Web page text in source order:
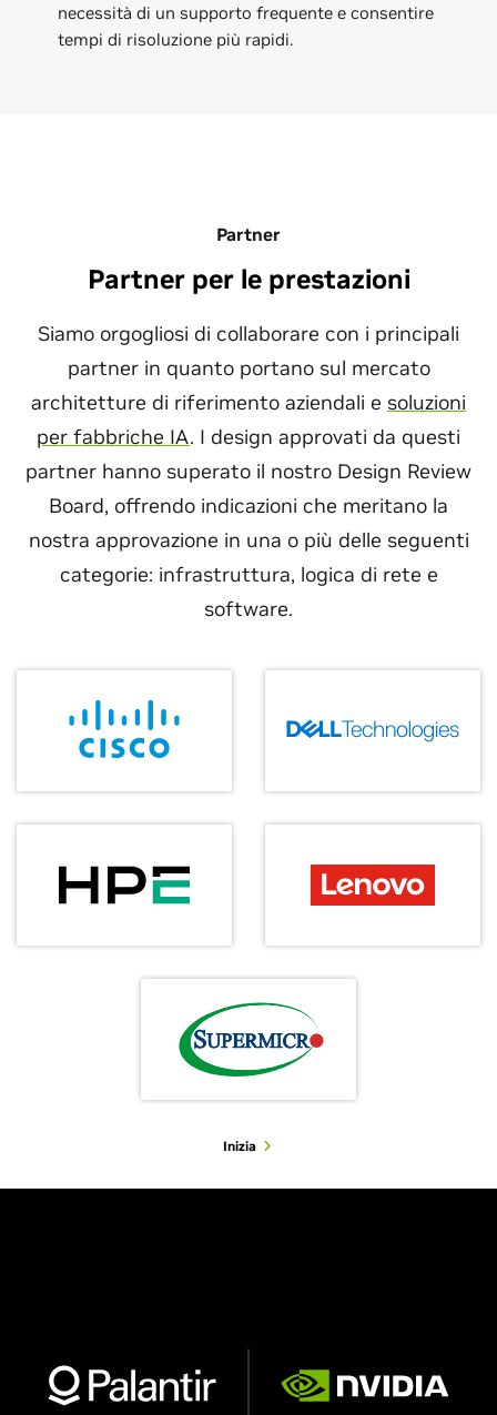
necessità di un supporto frequente e consentire
tempi di risoluzione più rapidi.
Partner
Partner per le prestazioni
Siamo orgogliosi di collaborare con i principali
partner in quanto portano sul mercato
architetture di riferimento aziendali e soluzioni
per fabbriche IA. I design approvati da questi
partner hanno superato il nostro Design Review
Board, offrendo indicazioni che meritano la
nostra approvazione in una o più delle seguenti
categorie: infrastruttura, logica di rete e
software.
Inizia